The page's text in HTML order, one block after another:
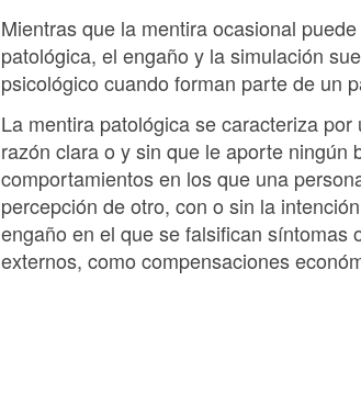
Mientras que la mentira ocasional
patológica, el engaño y la simulación
psicológico cuando forman parte de un
La mentira patológica se caracteriza
razón clara o y sin que le aporte
comportamientos en los que una
percepción de otro, con o sin la
engaño en el que se falsifican síntomas
externos, como compensaciones